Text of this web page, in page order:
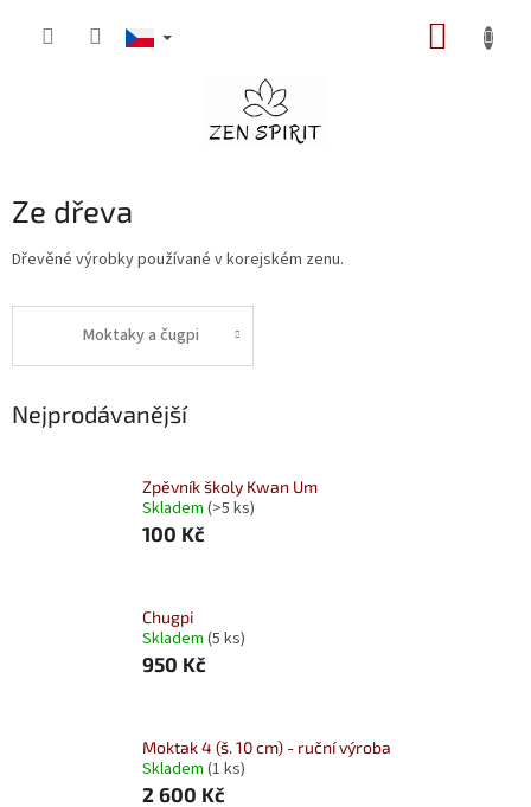
Ze dřeva
Dřevěné výrobky používané v korejském zenu.
Moktaky a čugpi
Nejprodávanější
Zpěvník školy Kwan Um
Skladem (>5 ks)
100 Kč
Chugpi
Skladem (5 ks)
950 Kč
Moktak 4 (š. 10 cm) - ruční výroba
Skladem (1 ks)
2 600 Kč